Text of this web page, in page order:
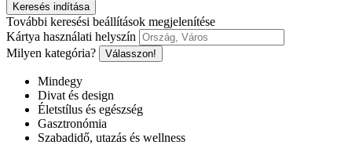
Keresés indítása
További keresési beállítások megjelenítése
Kártya használati helyszín
Milyen kategória?
Válasszon!
Mindegy
Divat és design
Életstílus és egészség
Gasztronómia
Szabadidő, utazás és wellness